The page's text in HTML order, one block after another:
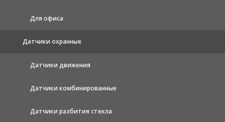
Для офиса
Датчики охранные
Датчики движения
Датчики комбинированные
Датчики разбития стекла